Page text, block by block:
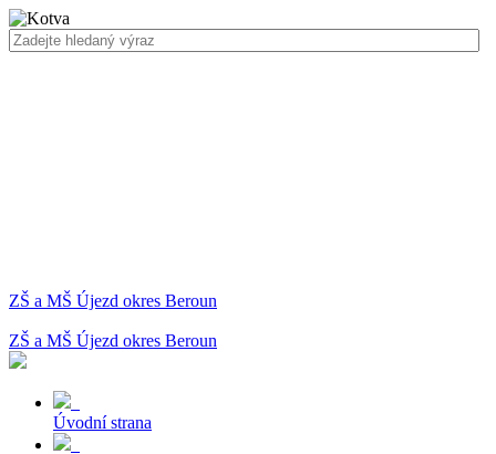
ZŠ a MŠ Újezd okres Beroun
ZŠ a MŠ Újezd okres Beroun
Úvodní strana